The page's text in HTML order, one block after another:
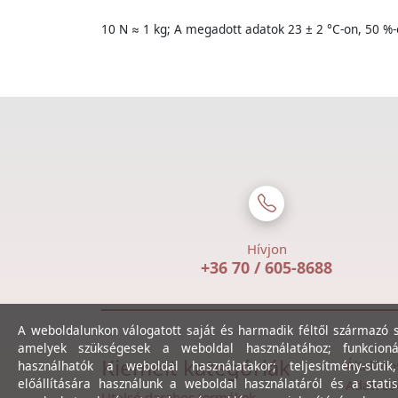
10 N ≈ 1 kg; A megadott adatok 23 ± 2 °C-on, 50
Hívjon
+36 70 / 605-8688
Kiemelt kategóriák
A weboldalunkon válogatott saját és harmadik féltől származó
amelyek szükségesek a weboldal használatához;
használhatók a weboldal használatakor; teljesítmény-
előállítására használunk a weboldal használatáról és a